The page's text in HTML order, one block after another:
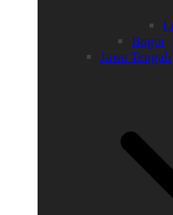
Bogor
Jawa Tengah